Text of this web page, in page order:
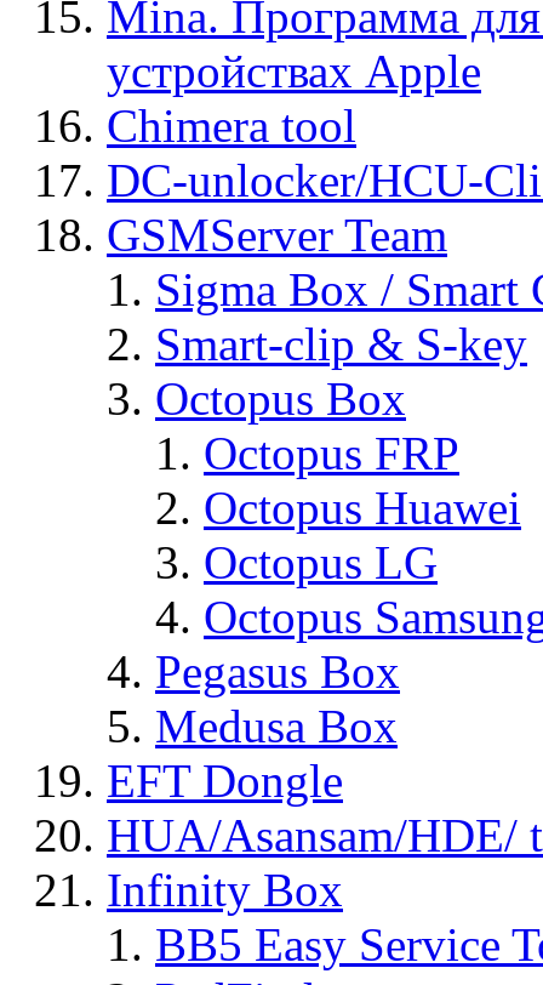
Mina. Программа
устройствах Apple
Chimera tool
DC-unlocker/HCU-
GSMServer Team
Sigma Box / Smart
Smart-clip & S-key
Octopus Box
Octopus FRP
Octopus Huawei
Octopus LG
Octopus
Pegasus Box
Medusa Box
EFT Dongle
HUA/Asansam/HDE/
Infinity Box
BB5 Easy Service